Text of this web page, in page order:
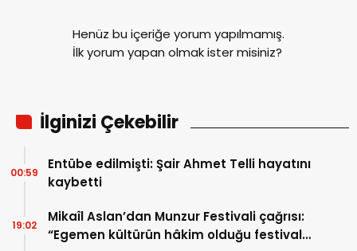
Henüz bu içeriğe yorum yapılmamış.
İlk yorum yapan olmak ister misiniz?
İlginizi Çekebilir
Entübe edilmişti: Şair Ahmet Telli hayatını
kaybetti
00:59
Mikaîl Aslan’dan Munzur Festivali çağrısı:
“Egemen kültürün hâkim olduğu festival
19:02